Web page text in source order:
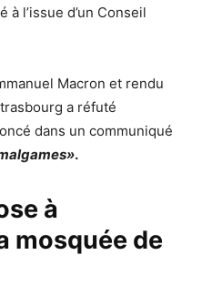
à l’issue d’un Conseil
Macron et rendu
a réfuté
dans un communiqué
.
à
mosquée de